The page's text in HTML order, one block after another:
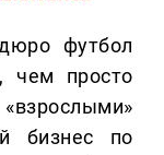
футбол
чем просто
бизнес по